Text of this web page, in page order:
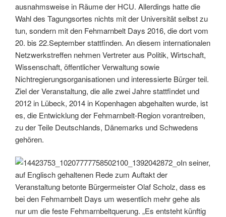
ausnahmsweise in Räume der HCU. Allerdings hatte die
Wahl des Tagungsortes nichts mit der Universität selbst zu
tun, sondern mit den Fehmarnbelt Days 2016, die dort vom
20. bis 22.September stattfinden. An diesem internationalen
Netzwerkstreffen nehmen Vertreter aus Politik, Wirtschaft,
Wissenschaft, öffentlicher Verwaltung sowie
Nichtregierungsorganisationen und interessierte Bürger teil.
Ziel der Veranstaltung, die alle zwei Jahre stattfindet und
2012 in Lübeck, 2014 in Kopenhagen abgehalten wurde, ist
es, die Entwicklung der Fehmarnbelt-Region vorantreiben,
zu der Teile Deutschlands, Dänemarks und Schwedens
gehören.
In seiner,
auf Englisch gehaltenen Rede zum Auftakt der
Veranstaltung betonte Bürgermeister Olaf Scholz, dass es
bei den Fehmarnbelt Days um wesentlich mehr gehe als
nur um die feste Fehmarnbeltquerung. „Es entsteht künftig